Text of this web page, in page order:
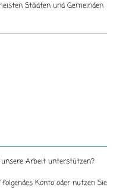
Städten und Gemeinden
Arbeit unterstützen?
Konto oder nutzen Sie